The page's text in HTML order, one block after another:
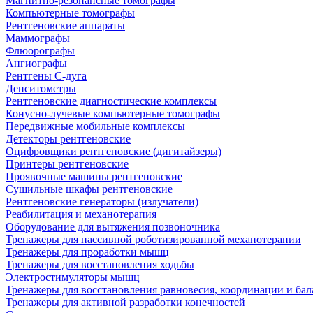
Компьютерные томографы
Рентгеновские аппараты
Маммографы
Флюорографы
Ангиографы
Рентгены С-дуга
Денситометры
Рентгеновские диагностические комплексы
Конусно-лучевые компьютерные томографы
Передвижные мобильные комплексы
Детекторы рентгеновские
Оцифровщики рентгеновские (дигитайзеры)
Принтеры рентгеновские
Проявочные машины рентгеновские
Сушильные шкафы рентгеновские
Рентгеновские генераторы (излучатели)
Реабилитация и механотерапия
Оборудование для вытяжения позвоночника
Тренажеры для пассивной роботизированной механотерапии
Тренажеры для проработки мышц
Тренажеры для восстановления ходьбы
Электростимуляторы мышц
Тренажеры для восстановления равновесия, координации и
Тренажеры для активной разработки конечностей